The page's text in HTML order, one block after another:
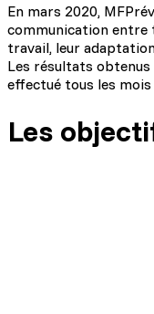
En mars 2020,
communication entre
travail, leur
Les résultats
effectué tous les mois
Les